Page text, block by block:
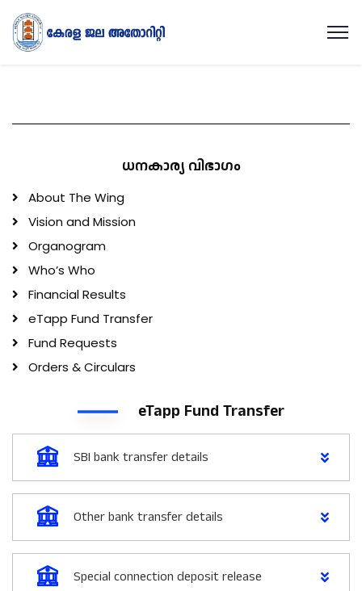
ധനകാര്യ വിഭാഗം
About The Wing
Vision and Mission
Organogram
Who’s Who
Financial Results
eTapp Fund Transfer
Fund Requests
Orders & Circulars
eTapp Fund Transfer
SBI bank transfer details
Other bank transfer details
Special connection deposit release